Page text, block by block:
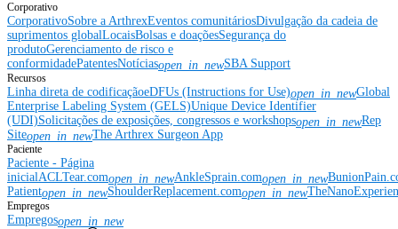
Corporativo
CorporativoSobre a ArthrexEventos comunitáriosDivulgação da cadeia de
suprimentos globalLocaisBolsas e doaçõesSegurança do
produtoGerenciamento de risco e
conformidadePatentesNotíciasopen_in_newSBA Support
Recursos
Linha direta de codificaçãoeDFUs (Instructions for Use)open_in_newGlobal
Enterprise Labeling System (GELS)Unique Device Identifier
(UDI)Solicitações de exposições, congressos e workshopsopen_in_newRep
Siteopen_in_newThe Arthrex Surgeon App
Paciente
Paciente - Página
inicial ACLTear.comopen_in_newAnkleSprain.comopen_in_new
Patientopen_in_newShoulderReplacement.comopen_in_new
Empregos
Empregosopen_in_new